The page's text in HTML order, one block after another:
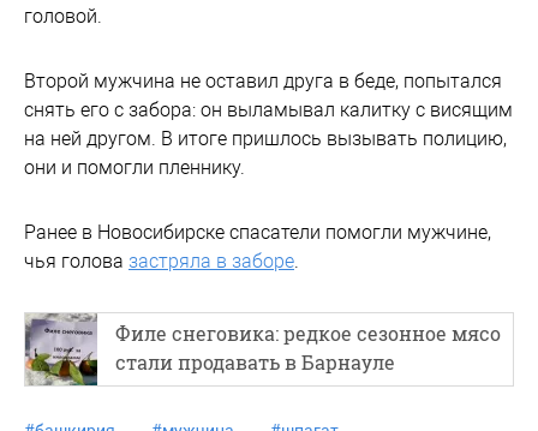
головой.
Второй мужчина не оставил друга в беде, попытался
снять его с забора: он выламывал калитку с висящим
на ней другом. В итоге пришлось вызывать полицию,
они и помогли пленнику.
Ранее в Новосибирске спасатели помогли мужчине,
чья голова застряла в заборе.
Филе снеговика: редкое сезонное мясо
стали продавать в Барнауле